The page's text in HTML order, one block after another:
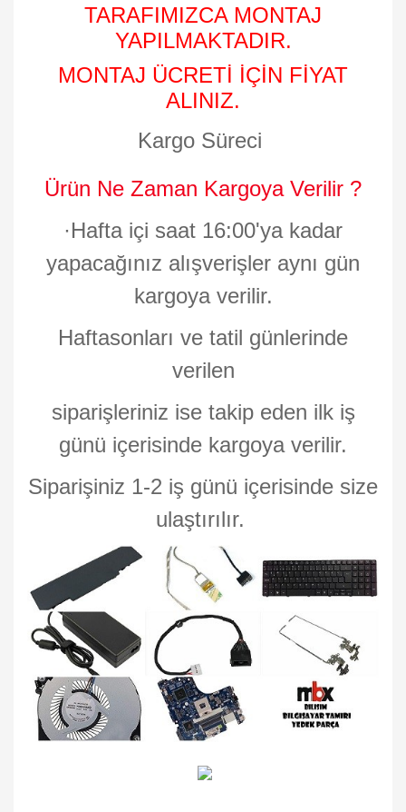
TARAFIMIZCA MONTAJ
YAPILMAKTADIR.
MONTAJ ÜCRETİ İÇİN FİYAT
ALINIZ.
Kargo Süreci
Ürün Ne Zaman Kargoya Verilir ?
·Hafta içi saat 16:00'ya kadar
yapacağınız alışverişler aynı gün
kargoya verilir.
Haftasonları ve tatil günlerinde
verilen
siparişleriniz ise takip eden ilk iş
günü içerisinde kargoya verilir.
Siparişiniz 1-2 iş günü içerisinde size
ulaştırılır.